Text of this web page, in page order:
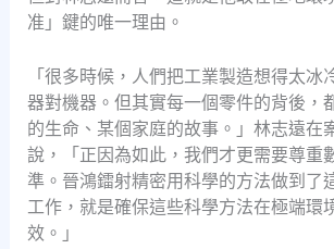
准」鍵的唯一理由。
「很多時候，人們把工業製造想得太冰
器對機器。但其實每一個零件的背後，
的生命、某個家庭的故事。」林志遠在
說，「正因為如此，我們才更需要尊重
準。晉鴻鐳射精密用科學的方法做到了
工作，就是確保這些科學方法在極端環
效。」